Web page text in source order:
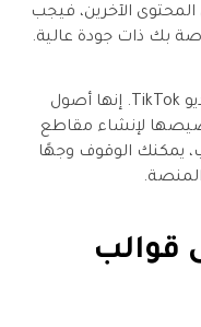
الآخرين، فيجب
بك ذات جودة عالية.
هذا هو المكان الذي تأتي فيه قوالب فيديو TikTok. إنها أصول
لإنشاء مقاطع
يمكنك الوقوف وجهًا
قوالب